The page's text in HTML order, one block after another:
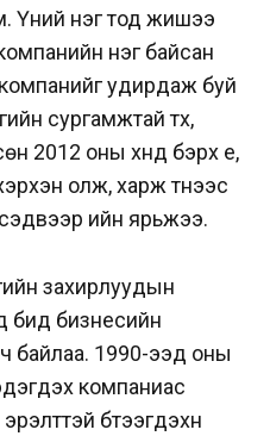
Үүний нэг тод жишээ
нэг байсан
удирдаж буй
сургамжтай түүх,
2012 оны хүнд бэрх үе,
олж, харж түүнээс
ийн ярьжээ.
захирлуудын
бид бизнесийн
байлаа. 1990-ээд оны
компаниас
бүтээгдэхүүн